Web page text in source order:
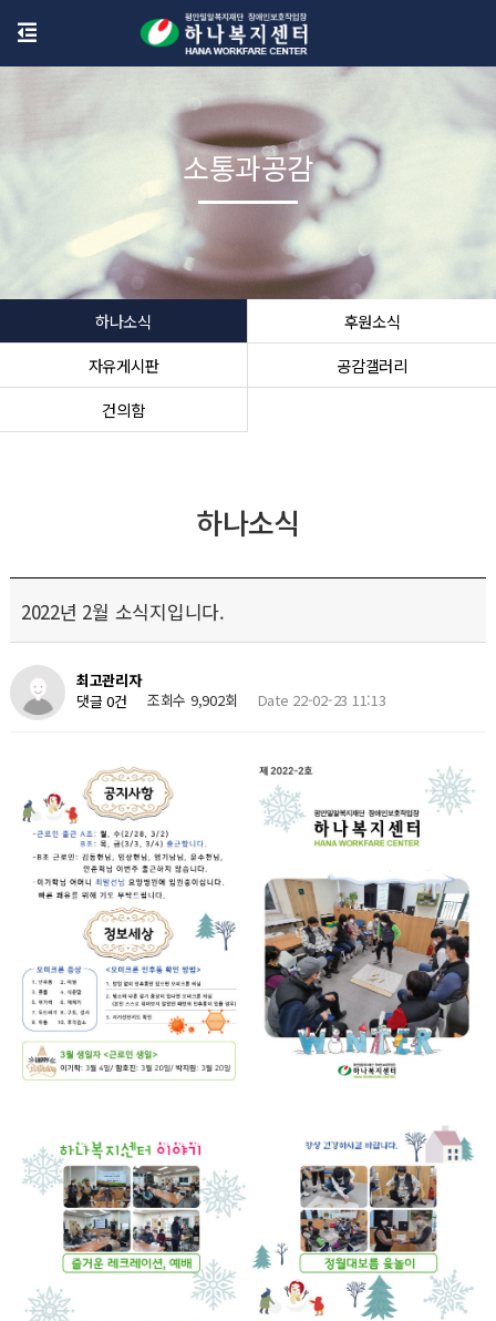
하나소식
후원소식
자유게시판
공감갤러리
건의함
소통과공감
하나소식
2022년 2월 소식지입니다.
최고관리자
댓글 0건
조회수 9,902회 Date 22-02-23 11:13